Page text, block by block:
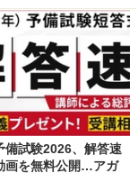
備試験2026、解答速
画を無料公開…アガ